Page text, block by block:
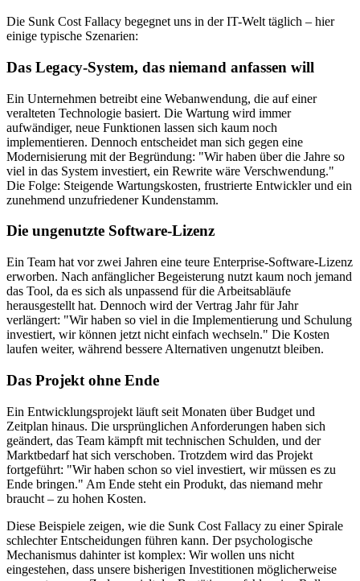
Die Sunk Cost Fallacy begegnet uns in der IT-Welt täglich – hier
einige typische Szenarien:
Das Legacy-System, das niemand anfassen will
Ein Unternehmen betreibt eine Webanwendung, die auf einer
veralteten Technologie basiert. Die Wartung wird immer
aufwändiger, neue Funktionen lassen sich kaum noch
implementieren. Dennoch entscheidet man sich gegen eine
Modernisierung mit der Begründung: "Wir haben über die Jahre so
viel in das System investiert, ein Rewrite wäre Verschwendung."
Die Folge: Steigende Wartungskosten, frustrierte Entwickler und ein
zunehmend unzufriedener Kundenstamm.
Die ungenutzte Software-Lizenz
Ein Team hat vor zwei Jahren eine teure Enterprise-Software-Lizenz
erworben. Nach anfänglicher Begeisterung nutzt kaum noch jemand
das Tool, da es sich als unpassend für die Arbeitsabläufe
herausgestellt hat. Dennoch wird der Vertrag Jahr für Jahr
verlängert: "Wir haben so viel in die Implementierung und Schulung
investiert, wir können jetzt nicht einfach wechseln." Die Kosten
laufen weiter, während bessere Alternativen ungenutzt bleiben.
Das Projekt ohne Ende
Ein Entwicklungsprojekt läuft seit Monaten über Budget und
Zeitplan hinaus. Die ursprünglichen Anforderungen haben sich
geändert, das Team kämpft mit technischen Schulden, und der
Marktbedarf hat sich verschoben. Trotzdem wird das Projekt
fortgeführt: "Wir haben schon so viel investiert, wir müssen es zu
Ende bringen." Am Ende steht ein Produkt, das niemand mehr
braucht – zu hohen Kosten.
Diese Beispiele zeigen, wie die Sunk Cost Fallacy zu einer Spirale
schlechter Entscheidungen führen kann. Der psychologische
Mechanismus dahinter ist komplex: Wir wollen uns nicht
eingestehen, dass unsere bisherigen Investitionen möglicherweise